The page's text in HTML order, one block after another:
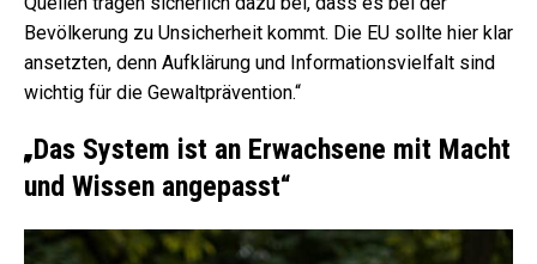
Bevölkerung zu Unsicherheit kommt. Die EU sollte hier klar
ansetzten, denn Aufklärung und Informationsvielfalt sind
wichtig für die Gewaltprävention.“
„Das System ist an Erwachsene mit Macht
und Wissen angepasst“